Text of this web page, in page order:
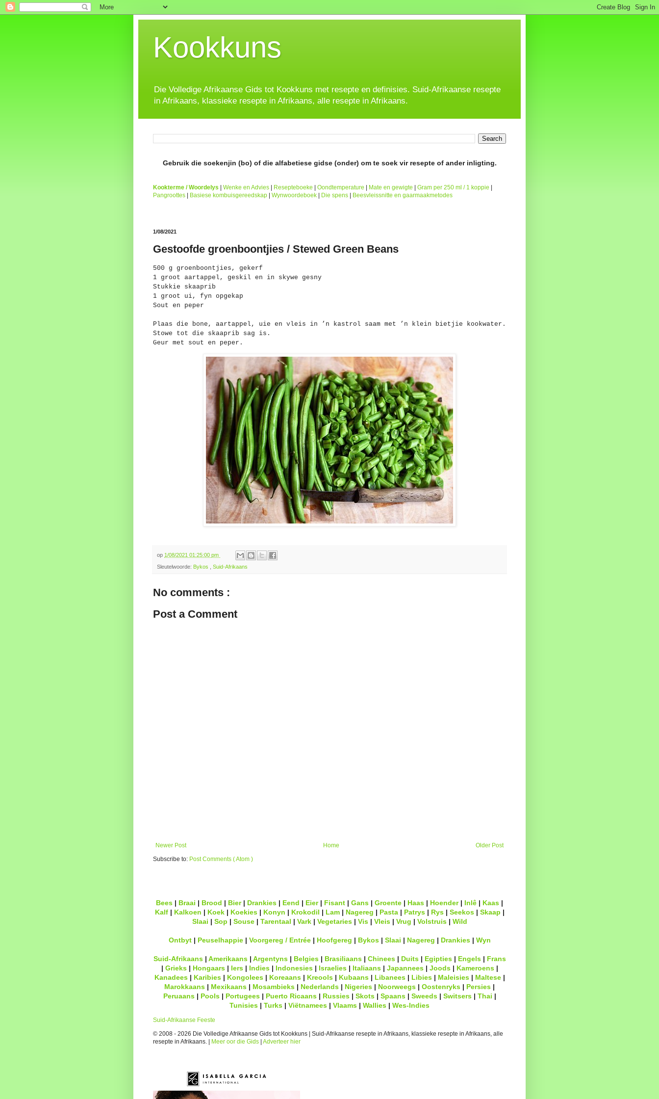
Kookkuns
Die Volledige Afrikaanse Gids tot Kookkuns met resepte en definisies. Suid-Afrikaanse resepte
in Afrikaans, klassieke resepte in Afrikaans, alle resepte in Afrikaans.
Gebruik die soekenjin (bo) of die alfabetiese gidse (onder) om te soek vir resepte of ander inligting.
Kookterme / Woordelys Wenke en Advies Resepteboeke Oondtemperature Mate en gewigte Gram per 250 ml / 1 koppie
Pangroottes
Basiese kombuisgereedskap Wynwoordeboek Die spens Beesvleissnitte en gaarmaakmetodes
1/08/2021
Gestoofde groenboontjies / Stewed Green Beans
500 g groenboontjies, gekerf
1 groot aartappel, geskil en in skywe gesny
Stukkie skaaprib
1 groot ui, fyn opgekap
Sout en peper
Plaas die bone, aartappel, uie en vleis in ’n kastrol saam met ’n klein bietjie kookwater.
Stowe tot die skaaprib sag is.
Geur met sout en peper.
op 1/08/2021 01:25:00 pm
Sleutelwoorde: Bykos Suid-Afrikaans
No comments :
Post a Comment
Newer Post Older Post
Home
Subscribe to: Post Comments ( Atom )
Bees | Braai | Brood | Bier| Drankies | Eend | Eier| Fisant | Gans | Groente | Haas | Hoender| Inlê | Kaas |
Kalf| Kalkoen | Koek| Koekies| Konyn | Krokodil | Lam| Nagereg | Pasta| Patrys| Rys| Seekos| Skaap |
Slaai | Sop | Souse| Tarentaal | Vark| Vegetaries| Vis| Vleis| Vrug | Volstruis| Wild
Ontbyt| Peuselhappie| Voorgereg / Entrée| Hoofgereg | Bykos| Slaai | Nagereg | Drankies| Wyn
Suid-Afrikaans| Amerikaans| Argentyns| Belgies| Brasiliaans| Chinees| Duits| Egipties| Engels| Frans
| Grieks| Hongaars| Iers| Indies| Indonesies| Israelies| Italiaans| Japannees| Joods| Kameroens|
Kanadees| Karibies| Kongolees| Koreaans| Kreools| Kubaans| Libanees| Libies| Maleisies| Maltese|
Marokkaans | Mexikaans | Mosambieks | Nederlands | Nigeries | Noorweegs | Oostenryks | Persies |
Peruaans| Pools| Portugees| Puerto Ricaans| Russies| Skots| Spaans| Sweeds| Switsers| Thai |
Tunisies | Turks | Viëtnamees | Vlaams | Wallies | Wes-Indies
Suid-Afrikaanse Feeste
© 2008 - 2026 Die Volledige Afrikaanse Gids tot Kookkuns | Suid-Afrikaanse resepte in Afrikaans, klassieke resepte in Afrikaans, alle
resepte in Afrikaans. | Meer oor die Gids | Adverteer hier